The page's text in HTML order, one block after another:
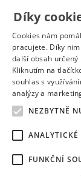
Technika a
Tvůrčí práce a
Výroba
Vzdělávání a
Zdravotnictví
Zemědělství,
Kontakt
Díky
Cookies nám
pracujete. Díky
další obsah určený
Kliknutím na
souhlas s
analýzy a
NEZBYTNĚ
ANALYTICKÉ
FUNKČNÍ